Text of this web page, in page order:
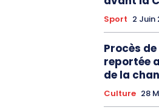
Sport 2 Juin
Procès
reportée
de la
Culture 28